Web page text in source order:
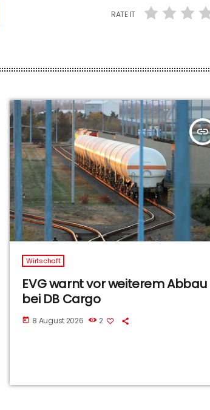
RATE IT
insert_link
Wirtschaft
EVG warnt vor weiterem Abbau
bei DB Cargo
today 8 August 2026 2